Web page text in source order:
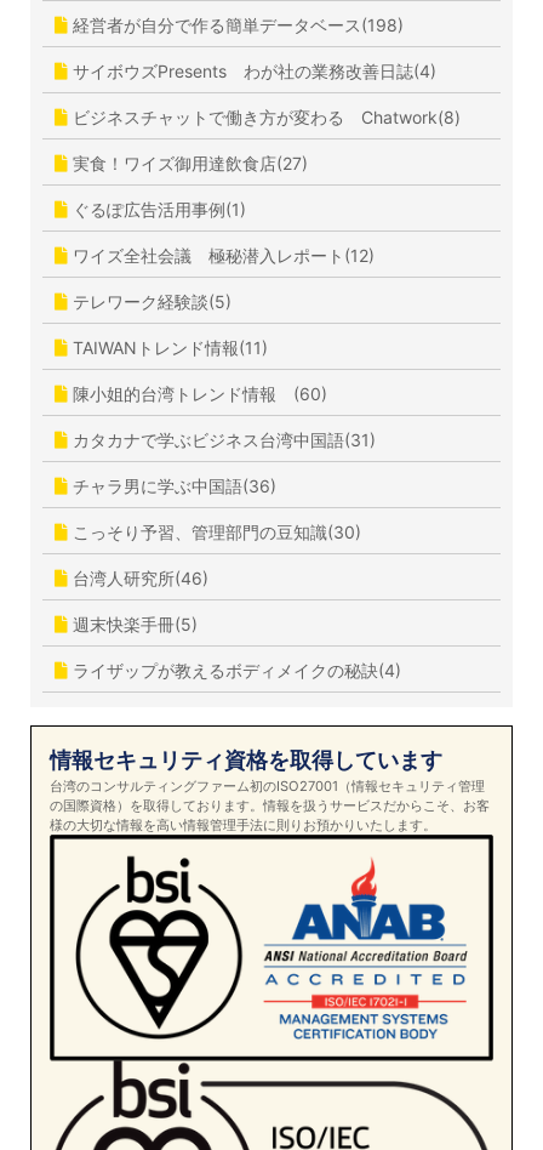
経営者が自分で作る簡単データベース(198)
サイボウズPresents わが社の業務改善日誌(4)
ビジネスチャットで働き方が変わる Chatwork(8)
実食！ワイズ御用達飲食店(27)
ぐるぽ広告活用事例(1)
ワイズ全社会議 極秘潜入レポート(12)
テレワーク経験談(5)
TAIWANトレンド情報(11)
陳小姐的台湾トレンド情報 (60)
カタカナで学ぶビジネス台湾中国語(31)
チャラ男に学ぶ中国語(36)
こっそり予習、管理部門の豆知識(30)
台湾人研究所(46)
週末快楽手冊(5)
ライザップが教えるボディメイクの秘訣(4)
情報セキュリティ資格を取得しています
台湾のコンサルティングファーム初のISO27001（情報セキュリティ管理
の国際資格）を取得しております。情報を扱うサービスだからこそ、お客
様の大切な情報を高い情報管理手法に則りお預かりいたします。